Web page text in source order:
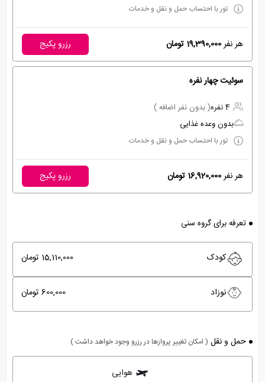
تور با احتساب حمل و نقل و خدمات
هر نفر19,390,000 تومان رزرو پکیج
سوئیت چهار نفره
4 نفره
( بدون نفر اضافه )
بدون وعده غذایی
تور با احتساب حمل و نقل و خدمات
هر نفر16,920,000 تومان رزرو پکیج
تعرفه برای گروه سنی
کودک 15,110,000 تومان
نوزاد 600,000 تومان
حمل و نقل ( امکان تغییر پروازها در رزرو وجود خواهد داشت )
هوایی